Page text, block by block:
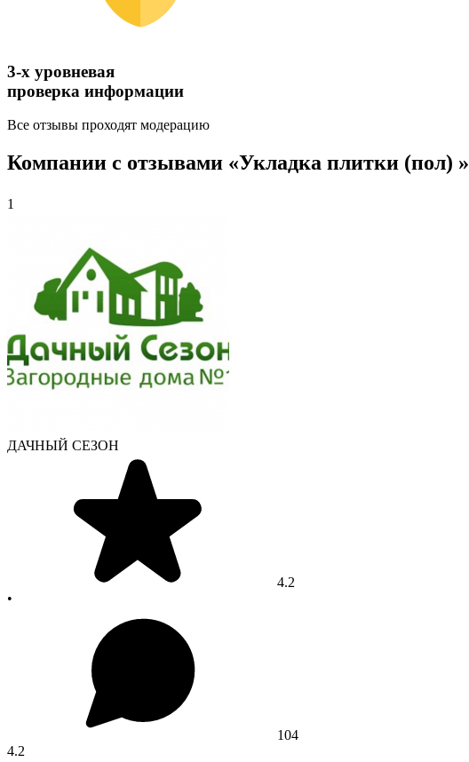
3-х уровневая
проверка информации
Все отзывы проходят модерацию
Компании с отзывами «Укладка плитки (пол) »
1
ДАЧНЫЙ СЕЗОН
4.2
•
104
4.2